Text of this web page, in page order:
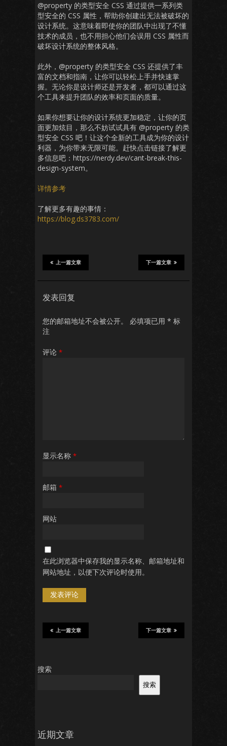
@property 的类型安全 CSS 通过提供一系列类
型安全的 CSS 属性，帮助你创建出无法被破坏的
设计系统。这意味着即使你的团队中出现了不懂
技术的成员，也不用担心他们会误用 CSS 属性而
破坏设计系统的整体风格。
此外，@property 的类型安全 CSS 还提供了丰
富的文档和指南，让你可以轻松上手并快速掌
握。无论你是设计师还是开发者，都可以通过这
个工具来提升团队的效率和页面的质量。
如果你想要让你的设计系统更加稳定，让你的页
面更加炫目，那么不妨试试具有 @property 的类
型安全 CSS 吧！让这个全新的工具成为你的设计
利器，为你带来无限可能。赶快点击链接了解更
多信息吧：https://nerdy.dev/cant-break-this-
design-system。
详情参考
了解更多有趣的事情：
https://blog.ds3783.com/
下一篇文章
上一篇文章
发表回复
您的邮箱地址不会被公开。 必填项已用 * 标
注
评论 *
显示名称 *
邮箱 *
网站
在此浏览器中保存我的显示名称、邮箱地址和
网站地址，以便下次评论时使用。
下一篇文章
上一篇文章
搜索
搜索
近期文章